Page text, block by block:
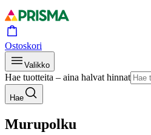
Ostoskori
Valikko
Hae tuotteita – aina halvat hinnat
Hae
Murupolku